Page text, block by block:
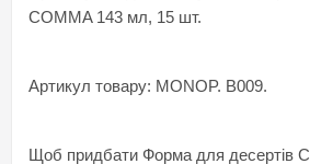
COMMA 143 мл, 15 шт.
Артикул товару: MONOP. B009.
Щоб придбати Форма для десертів